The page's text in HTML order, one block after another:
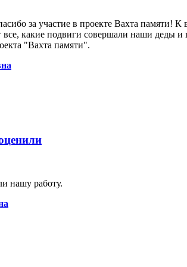
за участие в проекте Вахта памяти!
какие подвиги совершали наши деды
"Вахта памяти".
нашу работу.